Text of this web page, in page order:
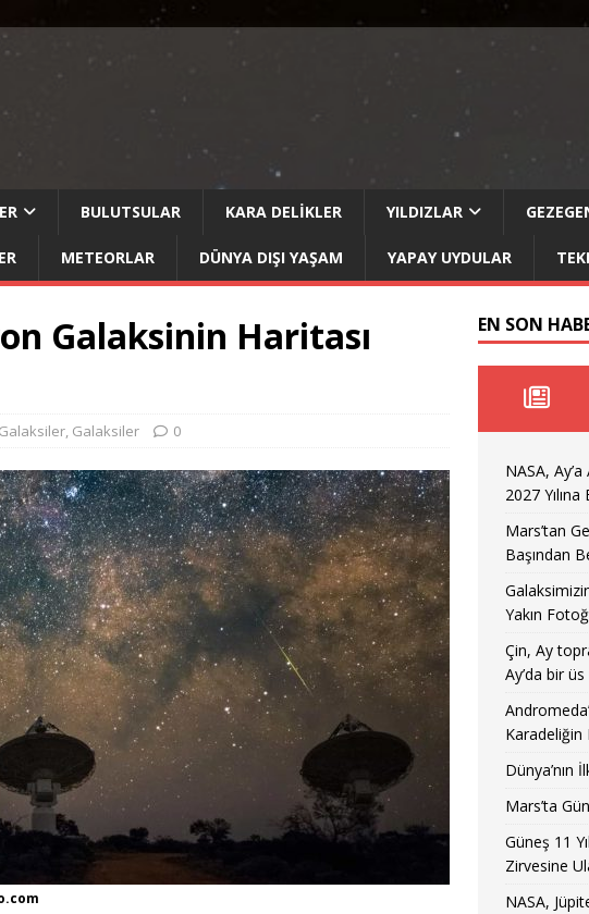
BULUTSULAR KARA DELIKLER YILDIZLAR
METEORLAR DÜNYA DIŞI YAŞAM YAPAY UYDULAR
Galaksinin Haritası
, Galaksiler 0
EN SON
NASA,
2027 Yılına
Mars’tan
Başından
Yakın
Çin, Ay
Ay’da bir
Dünya’nın
Mars’ta
Güneş 11
Zirvesine
NASA,